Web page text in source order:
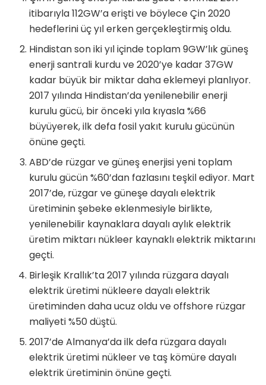
itibarıyla 112GW’a erişti ve böylece Çin 2020
hedeflerini üç yıl erken gerçekleştirmiş oldu.
Hindistan son iki yıl içinde toplam 9GW’lık güneş
enerji santrali kurdu ve 2020’ye kadar 37GW
kadar büyük bir miktar daha eklemeyi planlıyor.
2017 yılında Hindistan’da yenilenebilir enerji
kurulu gücü, bir önceki yıla kıyasla %66
büyüyerek, ilk defa fosil yakıt kurulu gücünün
önüne geçti.
ABD’de rüzgar ve güneş enerjisi yeni toplam
kurulu gücün %60’dan fazlasını teşkil ediyor. Mart
2017’de, rüzgar ve güneşe dayalı elektrik
üretiminin şebeke eklenmesiyle birlikte,
yenilenebilir kaynaklara dayalı aylık elektrik
üretim miktarı nükleer kaynaklı elektrik miktarını
geçti.
Birleşik Krallık’ta 2017 yılında rüzgara dayalı
elektrik üretimi nükleere dayalı elektrik
üretiminden daha ucuz oldu ve offshore rüzgar
maliyeti %50 düştü.
2017’de Almanya’da ilk defa rüzgara dayalı
elektrik üretimi nükleer ve taş kömüre dayalı
elektrik üretiminin önüne geçti.